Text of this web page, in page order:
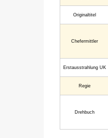
Original­titel
Chefermittler
Erstaus­strahlung UK
Regie
Drehbuch